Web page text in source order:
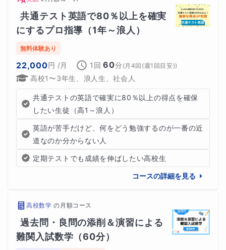
共通テスト英語で80％以上を確実
にするプロ指導（1年～浪人）
無料体験あり
22,000円 /月 1回 60分 ( 月4回(週1回目安))
高校1〜3年生、浪人生、社会人
共通テストの英語で確実に80％以上の得点を確保
したい生徒（高1～浪人）
英語が苦手だけど、何をどう勉強するのが一番の近
道なのか分からない人
定期テストでも成績を伸ばしたい高校生
コースの詳細を見る
高校数学 の 月額コース
過去問・良問の添削＆演習による
難関入試数学（60分）